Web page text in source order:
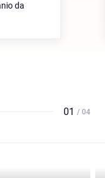
da
01 / 04